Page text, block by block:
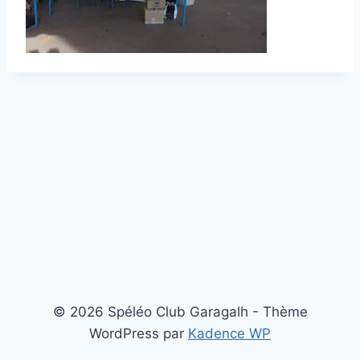
© 2026 Spéléo Club Garagalh - Thème
WordPress par Kadence WP